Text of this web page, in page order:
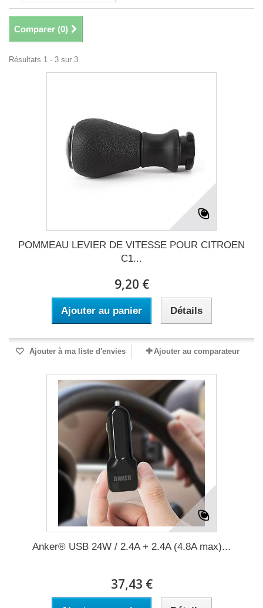
Comparer (0)
Résultats 1 - 3 sur 3.
POMMEAU LEVIER DE VITESSE POUR CITROEN
C1...
9,20 €
Ajouter au panier Détails
Ajouter à ma liste d'envies Ajouter au comparateur
Anker® USB 24W / 2.4A + 2.4A (4.8A max)...
37,43 €